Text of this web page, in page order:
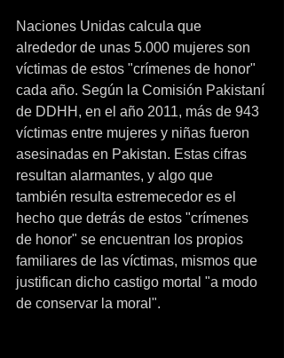
Naciones Unidas calcula que
alrededor de unas 5.000 mujeres son
víctimas de estos "crímenes de honor"
cada año. Según la Comisión Pakistaní
de DDHH, en el año 2011, más de 943
víctimas entre mujeres y niñas fueron
asesinadas en Pakistan. Estas cifras
resultan alarmantes, y algo que
también resulta estremecedor es el
hecho que detrás de estos "crímenes
de honor" se encuentran los propios
familiares de las víctimas, mismos que
justifican dicho castigo mortal "a modo
de conservar la moral".